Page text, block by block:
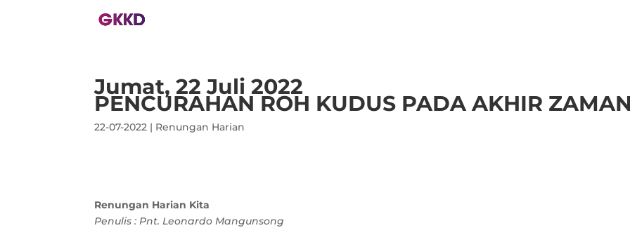
Jumat, 22 Juli 2022
PENCURAHAN ROH KUDUS PADA AKHIR ZAMAN
22-07-2022 | Renungan Harian
Renungan Harian Kita
Penulis : Pnt. Leonardo Mangunsong